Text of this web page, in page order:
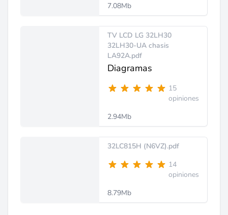
7.08Mb
TV LCD LG 32LH30
32LH30-UA chasis
LA92A.pdf
Diagramas
15
opiniones
2.94Mb
32LC815H (N6VZ).pdf
14
opiniones
8.79Mb